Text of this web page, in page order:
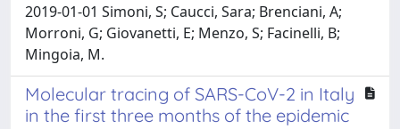
2019-01-01 Simoni, S; Caucci, Sara; Brenciani, A;
Morroni, G; Giovanetti, E; Menzo, S; Facinelli, B;
Mingoia, M.
Molecular tracing of SARS-CoV-2 in Italy
in the first three months of the epidemic